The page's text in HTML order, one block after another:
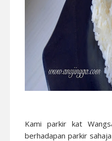
Kami parkir kat
berhadapan parkir